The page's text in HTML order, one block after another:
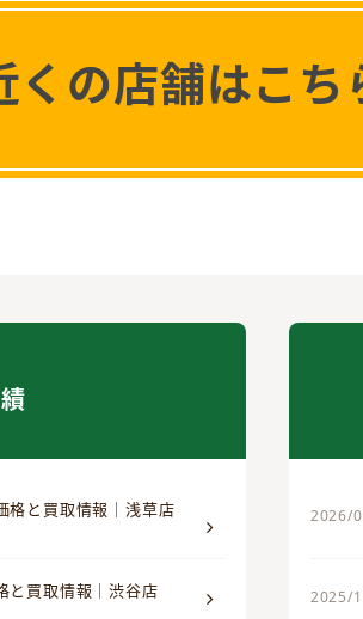
くの店舗はこ
格と買取情報｜浅草店
と買取情報｜渋谷店
2026/
2025/